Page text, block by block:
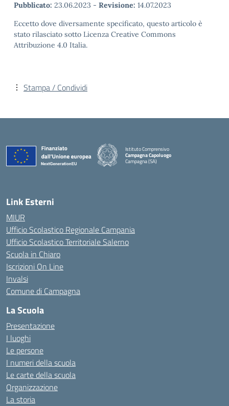
Pubblicato: 23.06.2023 - Revisione: 14.07.2023
Eccetto dove diversamente specificato, questo articolo è
stato rilasciato sotto Licenza Creative Commons
Attribuzione 4.0 Italia.
Stampa / Condividi
Istituto Comprensivo
Campagna Capoluogo
Campagna (SA)
Link Esterni
MIUR
Ufficio Scolastico Regionale Campania
Ufficio Scolastico Territoriale Salerno
Scuola in Chiaro
Iscrizioni On Line
Invalsi
Comune di Campagna
La Scuola
Presentazione
I luoghi
Le persone
I numeri della scuola
Le carte della scuola
Organizzazione
La storia